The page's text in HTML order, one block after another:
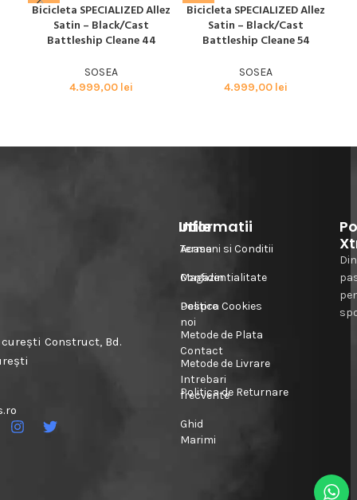
Bicicleta SPECIALIZED Allez
Satin – Black/Cast
Battleship Cleane 44
SOSEA
4.999,00 lei
Bicicleta SPECIALIZED Allez
Satin – Black/Cast
Battleship Cleane 54
SOSEA
4.999,00 lei
Construct, Bd.
Informatii
Acasa
Magazin
Despre
noi
Contact
Intrebari
frecvente
Ghid
Marimi
Utile
Termeni si Conditii
Confidentialitate
Politica Cookies
Metode de Plata
Metode de Livrare
Politica de Returnare
Din